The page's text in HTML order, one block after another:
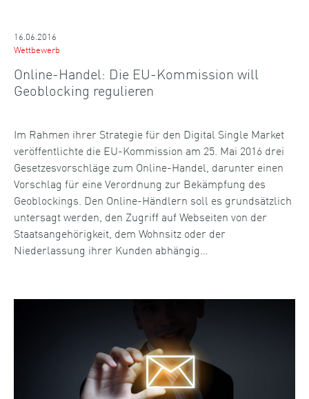
16.06.2016
Wettbewerb
Online-Handel: Die EU-Kommission will
Geoblocking regulieren
Im Rahmen ihrer Strategie für den Digital Single Market
veröffentlichte die EU-Kommission am 25. Mai 2016 drei
Gesetzesvorschläge zum Online-Handel, darunter einen
Vorschlag für eine Verordnung zur Bekämpfung des
Geoblockings. Den Online-Händlern soll es grundsätzlich
untersagt werden, den Zugriff auf Webseiten von der
Staatsangehörigkeit, dem Wohnsitz oder der
Niederlassung ihrer Kunden abhängig…